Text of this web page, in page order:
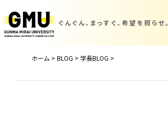
ぐんぐん、まっすぐ、 希望を照らせ。
ホーム > BLOG > 学長BLOG >